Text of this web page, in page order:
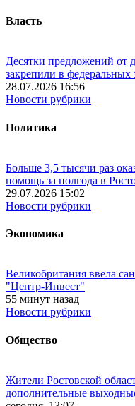
Власть
Десятки предложений от
закрепили в федеральных
28.07.2026 16:56
Новости рубрики
Политика
Больше 3,5 тысячи раз
помощь за полгода в
29.07.2026 15:02
Новости рубрики
Экономика
Великобритания ввела
"Центр-Инвест"
55 минут назад
Новости рубрики
Общество
Жители Ростовской
дополнительные